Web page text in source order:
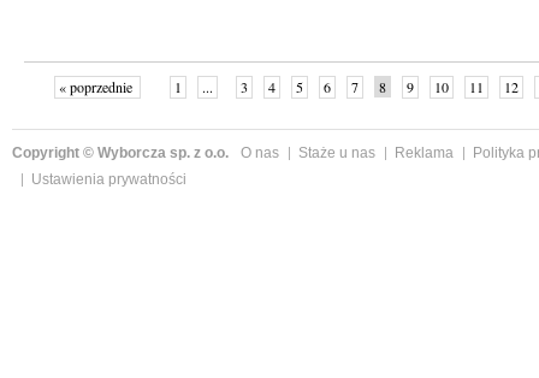
« poprzednie 1 ... 3 4 5 6 7 8 9 10 11 12
Copyright © Wyborcza sp. z o.o. O nas Staże u nas Reklama
Polityka
Ustawienia prywatności